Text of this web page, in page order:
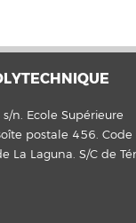
n. Ecole Supérieure
postale 456. Code
La Laguna. S/C de